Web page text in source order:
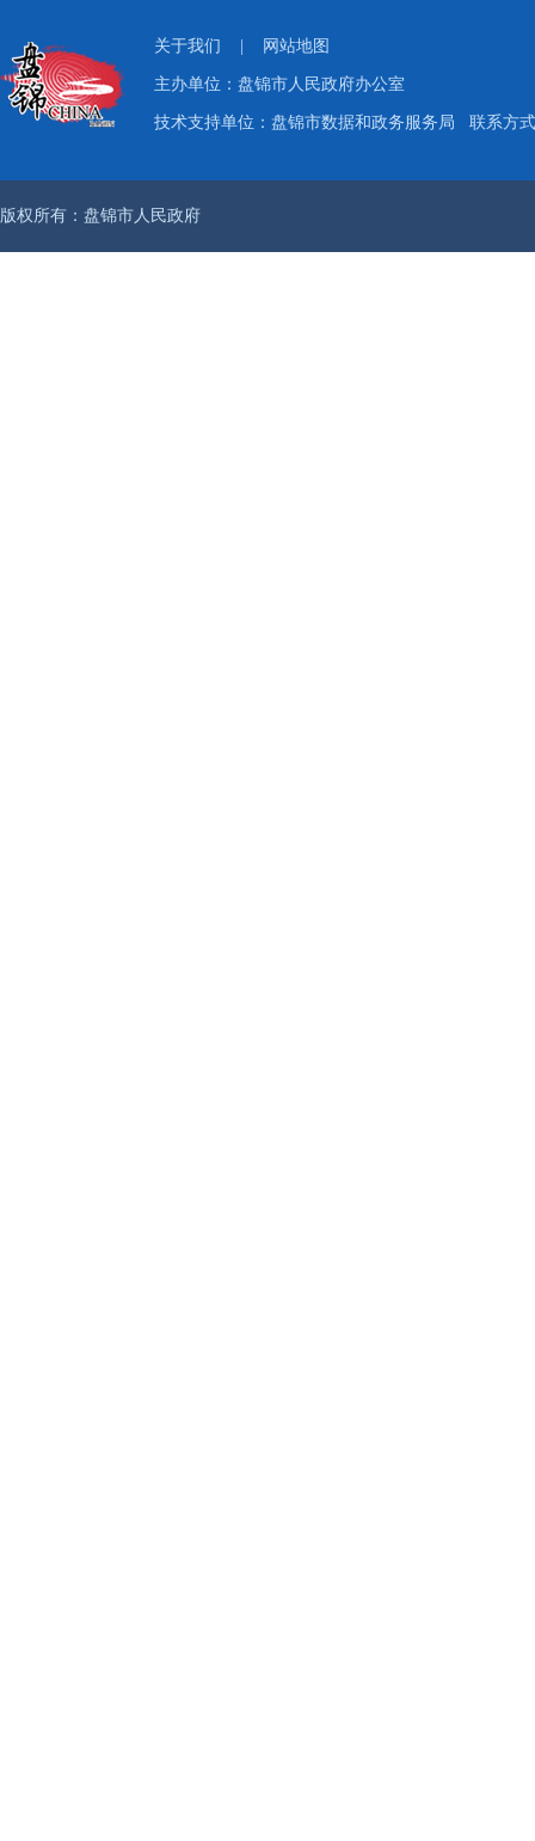
关于我们 | 网站地图
主办单位：盘锦市人民政府办公室
技术支持单位：盘锦市数据和政务服务局 联系方
版权所有：盘锦市人民政府